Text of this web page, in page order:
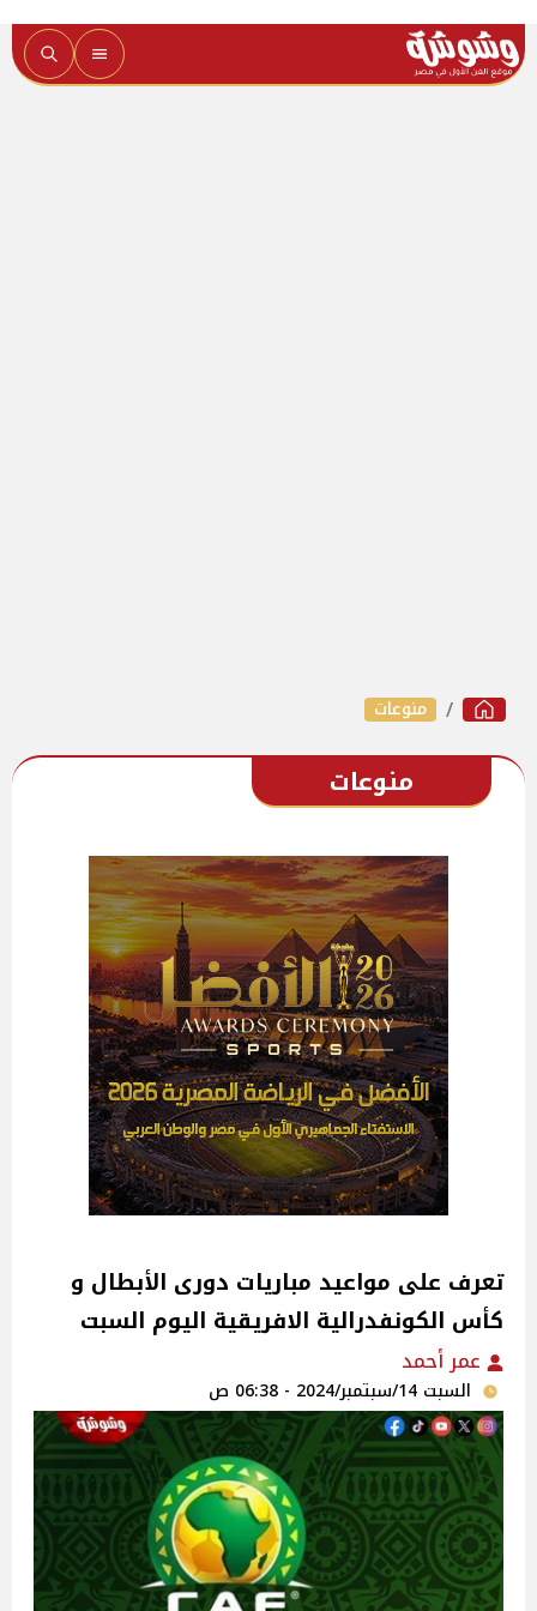
منوعات
منوعات
تعرف على مواعيد مباريات دورى الأبطال و
كأس الكونفدرالية الافريقية اليوم السبت
عمر أحمد
السبت 14/سبتمبر/2024 - 06:38 ص